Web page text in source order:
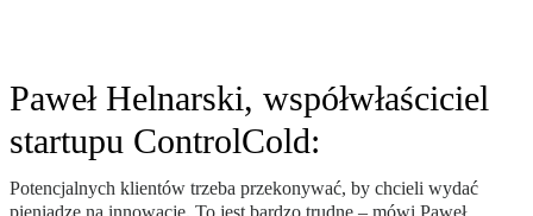
Paweł Helnarski, współwłaściciel
startupu ControlCold:
Potencjalnych klientów trzeba przekonywać, by chcieli wydać
pieniądze na innowację. To jest bardzo trudne – mówi Paweł